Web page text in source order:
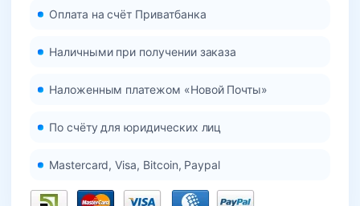
Оплата на счёт Приватбанка
Наличными при получении заказа
Наложенным платежом «Новой Почты»
По счёту для юридических лиц
Mastercard, Visa, Bitcoin, Paypal